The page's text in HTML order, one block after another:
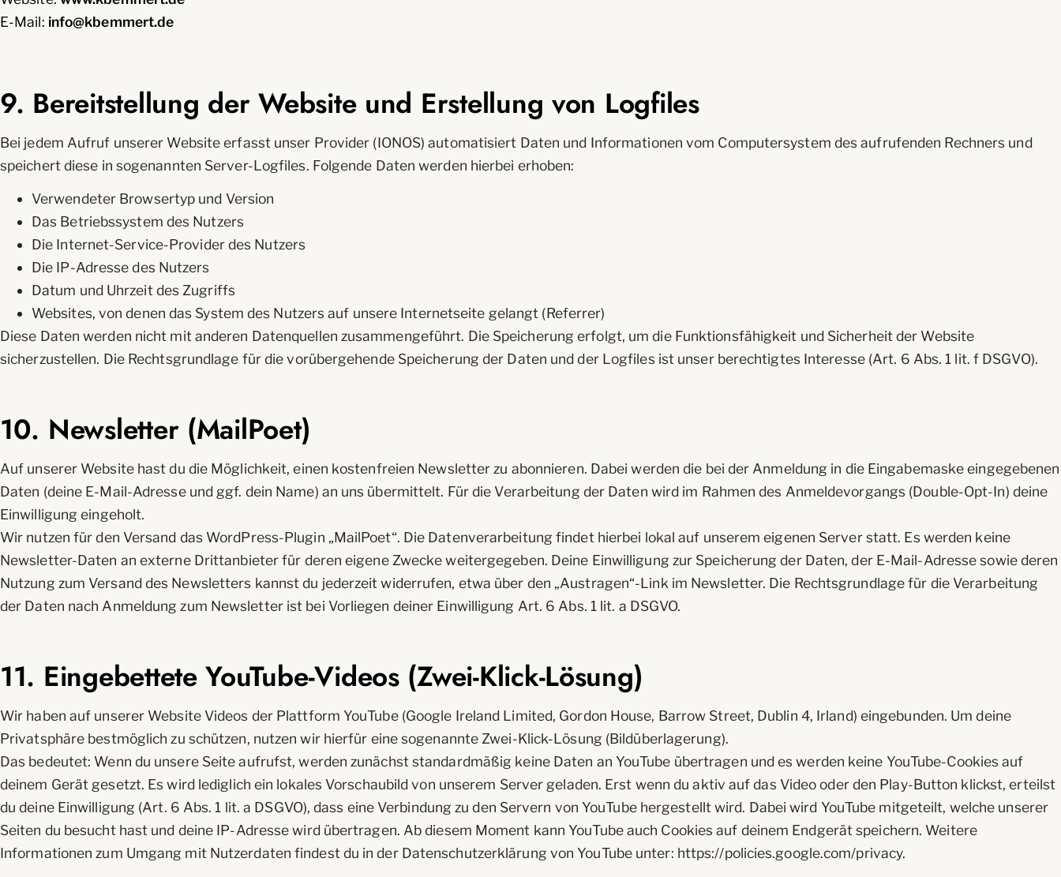
E-Mail: info@kbemmert.de
9. Bereitstellung der Website und Erstellung von Logfiles
Bei jedem Aufruf unserer Website erfasst unser Provider (IONOS) automatisiert Daten und Informationen vom Computersystem des aufrufenden Rechners und
speichert diese in sogenannten Server-Logfiles. Folgende Daten werden hierbei erhoben:
Verwendeter Browsertyp und Version
Das Betriebssystem des Nutzers
Die Internet-Service-Provider des Nutzers
Die IP-Adresse des Nutzers
Datum und Uhrzeit des Zugriffs
Websites, von denen das System des Nutzers auf unsere Internetseite gelangt (Referrer)
Diese Daten werden nicht mit anderen Datenquellen zusammengeführt. Die Speicherung erfolgt, um die Funktionsfähigkeit und Sicherheit der Website
sicherzustellen. Die Rechtsgrundlage für die vorübergehende Speicherung der Daten und der Logfiles ist unser berechtigtes Interesse (Art. 6 Abs. 1 lit. f DSGVO).
10. Newsletter (MailPoet)
Auf unserer Website hast du die Möglichkeit, einen kostenfreien Newsletter zu abonnieren. Dabei werden die bei der Anmeldung in die Eingabemaske eingegebenen
Daten (deine E-Mail-Adresse und ggf. dein Name) an uns übermittelt. Für die Verarbeitung der Daten wird im Rahmen des Anmeldevorgangs (Double-Opt-In) deine
Einwilligung eingeholt.
Wir nutzen für den Versand das WordPress-Plugin „MailPoet“. Die Datenverarbeitung findet hierbei lokal auf unserem eigenen Server statt. Es werden keine
Newsletter-Daten an externe Drittanbieter für deren eigene Zwecke weitergegeben. Deine Einwilligung zur Speicherung der Daten, der E-Mail-Adresse sowie deren
Nutzung zum Versand des Newsletters kannst du jederzeit widerrufen, etwa über den „Austragen“-Link im Newsletter. Die Rechtsgrundlage für die Verarbeitung
der Daten nach Anmeldung zum Newsletter ist bei Vorliegen deiner Einwilligung Art. 6 Abs. 1 lit. a DSGVO.
11. Eingebettete YouTube-Videos (Zwei-Klick-Lösung)
Wir haben auf unserer Website Videos der Plattform YouTube (Google Ireland Limited, Gordon House, Barrow Street, Dublin 4, Irland) eingebunden. Um deine
Privatsphäre bestmöglich zu schützen, nutzen wir hierfür eine sogenannte Zwei-Klick-Lösung (Bildüberlagerung).
Das bedeutet: Wenn du unsere Seite aufrufst, werden zunächst standardmäßig keine Daten an YouTube übertragen und es werden keine YouTube-Cookies auf
deinem Gerät gesetzt. Es wird lediglich ein lokales Vorschaubild von unserem Server geladen. Erst wenn du aktiv auf das Video oder den Play-Button klickst, erteilst
du deine Einwilligung (Art. 6 Abs. 1 lit. a DSGVO), dass eine Verbindung zu den Servern von YouTube hergestellt wird. Dabei wird YouTube mitgeteilt, welche unserer
Seiten du besucht hast und deine IP-Adresse wird übertragen. Ab diesem Moment kann YouTube auch Cookies auf deinem Endgerät speichern. Weitere
Informationen zum Umgang mit Nutzerdaten findest du in der Datenschutzerklärung von YouTube unter: https://policies.google.com/privacy.